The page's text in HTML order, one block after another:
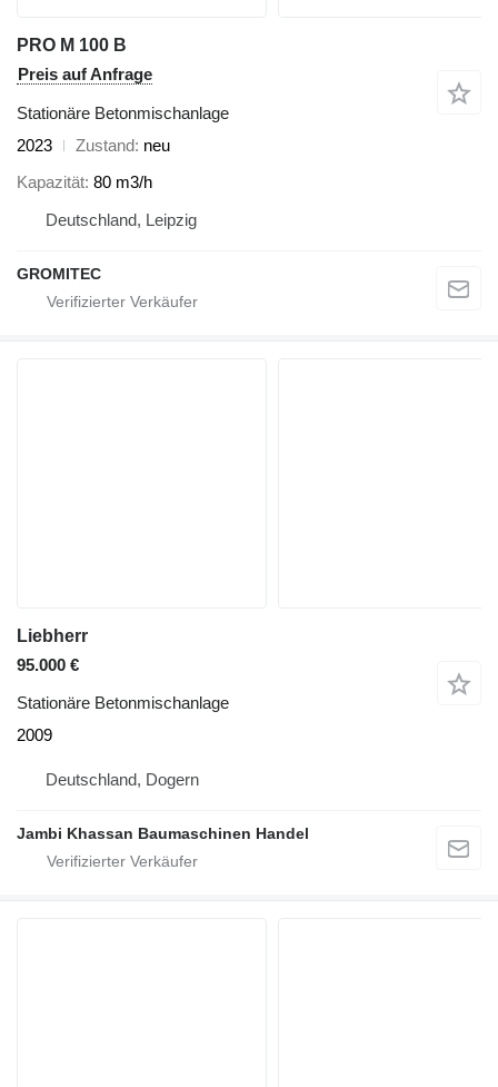
PRO M 100 B
Preis auf Anfrage
Stationäre Betonmischanlage
2023
Zustand neu
Kapazität 80 m3/h
Deutschland, Leipzig
GROMITEC
Liebherr
95.000 €
Stationäre Betonmischanlage
2009
Deutschland, Dogern
Jambi Khassan Baumaschinen Handel